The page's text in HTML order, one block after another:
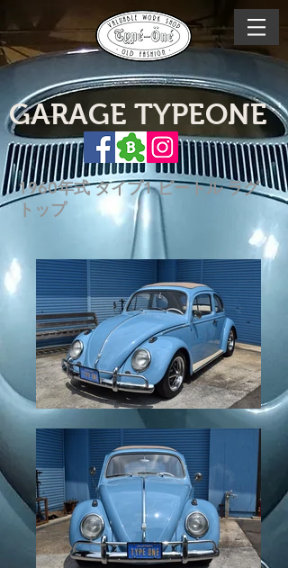
GARAGE TYPEONE
1960年式 タイプ1 ビートル ラグ
トップ